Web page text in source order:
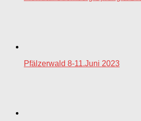
Pfälzerwald 8-11.Juni 2023